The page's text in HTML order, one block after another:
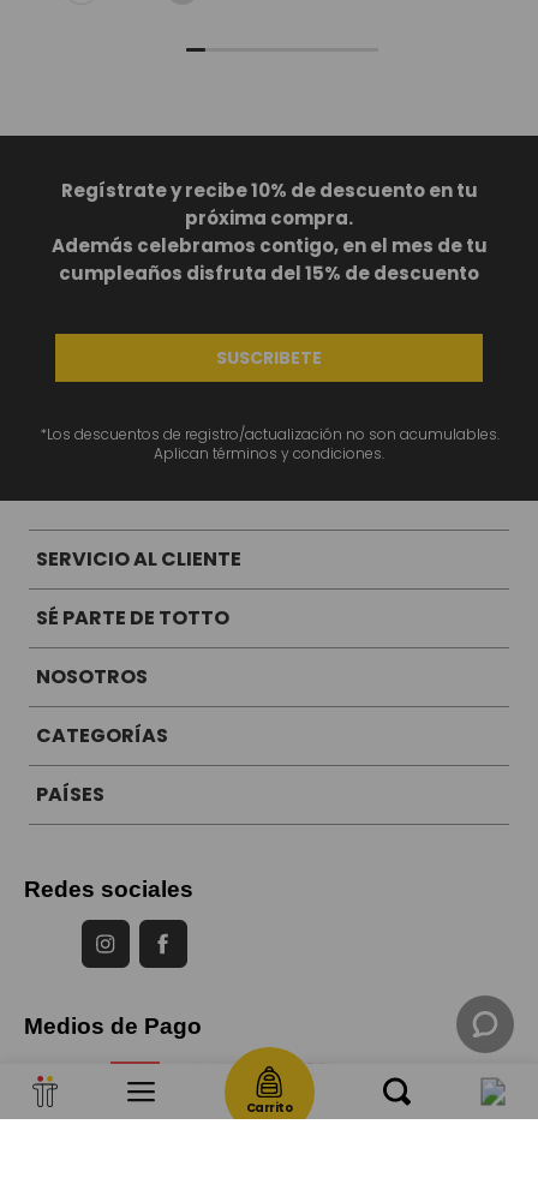
Carrito
Regístrate y recibe 10% de descuento en tu
próxima compra.
Además celebramos contigo, en el mes de tu
cumpleaños disfruta del 15% de descuento
SUSCRIBETE
*Los descuentos de registro/actualización no son acumulables.
Aplican términos y condiciones.
SERVICIO AL CLIENTE
SÉ PARTE DE TOTTO
NOSOTROS
CATEGORÍAS
PAÍSES
Redes sociales
Medios de Pago